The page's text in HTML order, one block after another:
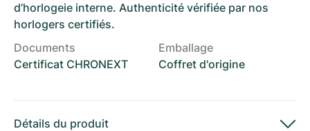
d’horlogeie interne. Authenticité vérifiée par nos
horlogers certifiés.
Documents
Certificat CHRONEXT
Emballage
Coffret d'origine
Détails du produit